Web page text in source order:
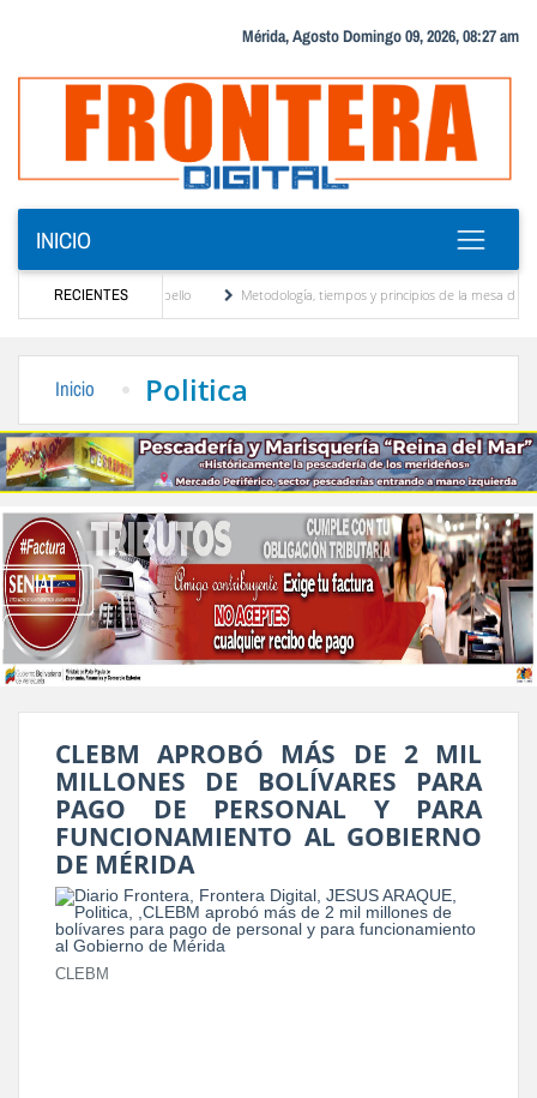
Mérida, Agosto Domingo 09, 2026, 08:27 am
INICIO
RECIENTES
por José David Cabello
Metodología, tiempos y principios de la mesa de
Inicio Politica
CLEBM APROBÓ MÁS DE 2 MIL
MILLONES DE BOLÍVARES PARA
PAGO DE PERSONAL Y PARA
FUNCIONAMIENTO AL GOBIERNO
DE MÉRIDA
CLEBM